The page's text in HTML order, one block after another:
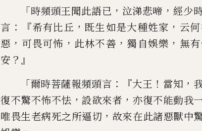
「時頻頭王聞此語已 ， 泣涕悲啼 ， 經少
言 ：『希有比丘 ， 既生如是大種姓家 ， 云
惡 ， 可畏可怖 ， 此林不善 ，獨自娛樂 ， 無
安 ？』
「爾時菩薩報頻頭言 ：『大王 ！ 當知 ，
復不驚不怖不怯 ，設欲來者 ， 亦復不能動我
唯畏生老病死之所逼切 ， 故來在此諸惡獸中